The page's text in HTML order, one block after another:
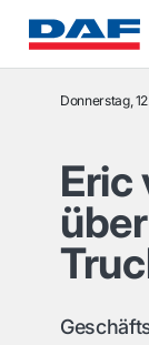
Donnerstag,
Eric